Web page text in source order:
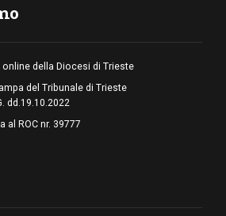
della Diocesi di Trieste
del Tribunale di Trieste
dd.19.10.2022
al ROC nr. 39777